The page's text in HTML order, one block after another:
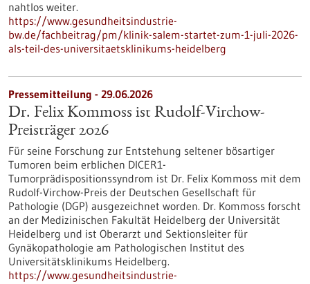
nahtlos weiter.
https://www.gesundheitsindustrie-
bw.de/fachbeitrag/pm/klinik-salem-startet-zum-1-juli-2026-
als-teil-des-universitaetsklinikums-heidelberg
Pressemitteilung - 29.06.2026
Dr. Felix Kommoss ist Rudolf-Virchow-
Preisträger 2026
Für seine Forschung zur Entstehung seltener bösartiger
Tumoren beim erblichen DICER1-
Tumorprädispositionssyndrom ist Dr. Felix Kommoss mit dem
Rudolf-Virchow-Preis der Deutschen Gesellschaft für
Pathologie (DGP) ausgezeichnet worden. Dr. Kommoss forscht
an der Medizinischen Fakultät Heidelberg der Universität
Heidelberg und ist Oberarzt und Sektionsleiter für
Gynäkopathologie am Pathologischen Institut des
Universitätsklinikums Heidelberg.
https://www.gesundheitsindustrie-